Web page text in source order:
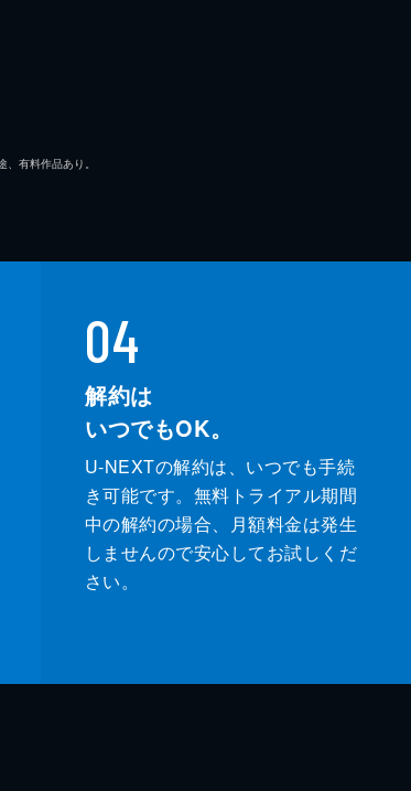
有料作品あり。
04
解約は
いつでもOK。
U-NEXTの解約は、いつでも手続
き可能です。無料トライアル期間
中の解約の場合、月額料金は発生
しませんので安心してお試しくだ
さい。